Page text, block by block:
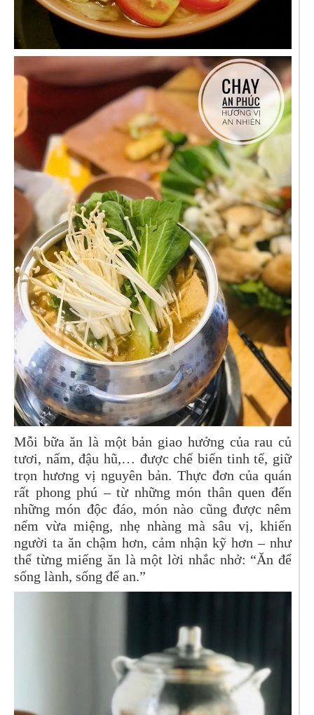
Mỗi bữa ăn là một bản giao hưởng của rau củ
tươi, nấm, đậu hũ,… được chế biến tinh tế, giữ
trọn hương vị nguyên bản. Thực đơn của quán
rất phong phú – từ những món thân quen đến
những món độc đáo, món nào cũng được nêm
nếm vừa miệng, nhẹ nhàng mà sâu vị, khiến
người ta ăn chậm hơn, cảm nhận kỹ hơn – như
thể từng miếng ăn là một lời nhắc nhở: “Ăn để
sống lành, sống để an.”